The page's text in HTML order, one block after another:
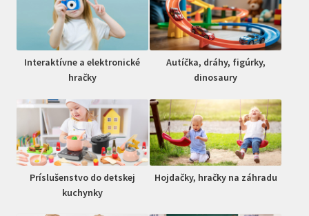
Interaktívne a elektronické
hračky
Autíčka, dráhy, figúrky,
dinosaury
Príslušenstvo do detskej
kuchynky
Hojdačky, hračky na záhradu